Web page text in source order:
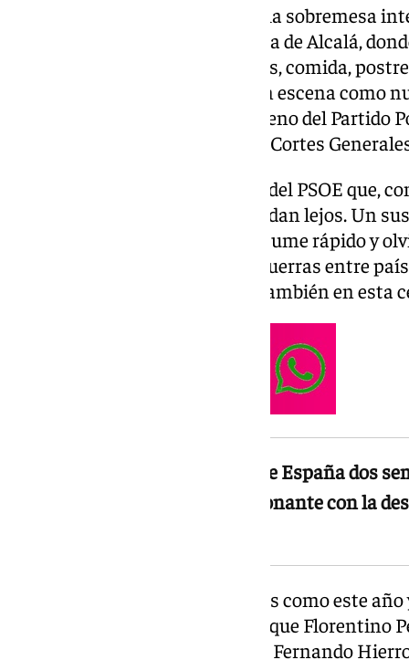
Se cumplen ocho años de aquella sobremesa
el restaurante Arahy de la Puerta de Alcalá,
del PP les dio tiempo a entrantes, comida,
Sánchez irrumpía ya del todo en escena como
corrupción a gran escala en el seno del Partido
palmario de aquel vuelco en las Cortes
Ocho años de la vuelta al poder del PSOE que,
en varios frentes judiciales, quedan lejos. Un
en el que una sociedad que consume rápido y
pandemia o ha visto cómo las guerras entre
XX sino una situación posible también en esta
Lopetegui aún era entrenador de España dos
viviera otro momento convulsionante con la
Granada vivía la Feria del Corpus como este
entrenador de España antes de que Florentino
Madrid y Luis Rubiales tirara de Fernando